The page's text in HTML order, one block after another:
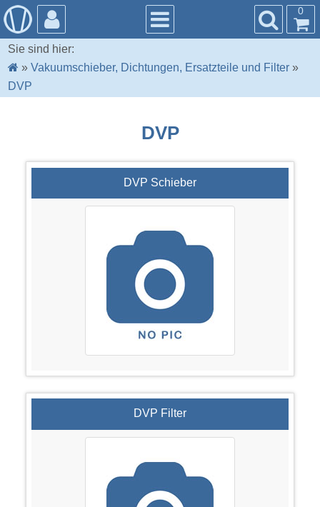
0
Sie sind hier:
»Vakuumschieber, Dichtungen, Ersatzteile und Filter »
DVP
DVP
DVP Schieber
DVP Filter